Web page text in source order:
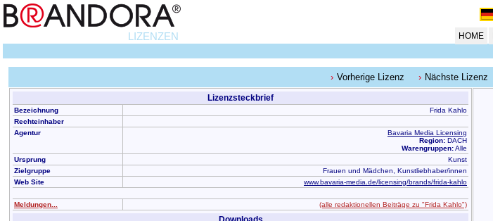
LIZENZEN HOME
Vorherige Lizenz Nächste Lizenz
Lizenzsteckbrief
Bezeichnung
Frida Kahlo
Rechteinhaber
Agentur
Bavaria Media Licensing
Region: DACH
Warengruppen:Alle
Ursprung
Kunst
Zielgruppe
Frauen und Mädchen, Kunstliebhaber/innen
Web Site
www.bavaria-media.de/licensing/brands/frida-kahlo
Meldungen... (alle redaktionellen Beiträge zu "Frida Kahlo")